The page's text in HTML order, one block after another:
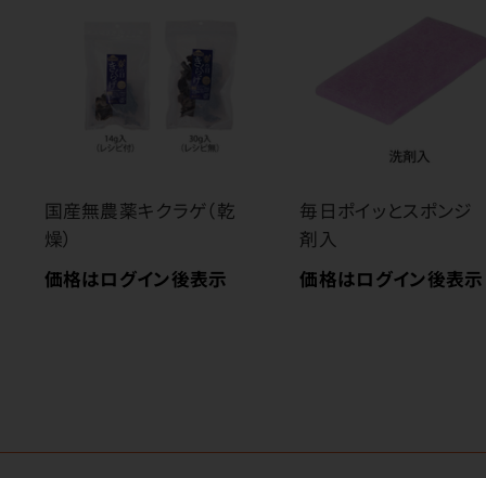
国産無農薬キクラゲ（乾
燥）
価格はログイン後表示
毎日ポイッとスポン
剤入
価格はログイン後表示